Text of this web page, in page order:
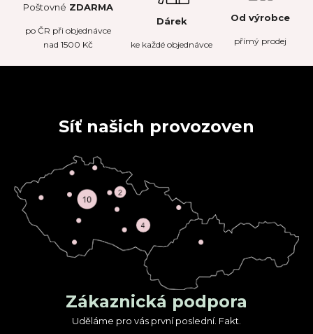
Poštovné ZDARMA
poČR při objednávce
nad 1500 Kč
Dárek
ke každé objednávce
Od výrobce
přímý prodej
Síť našich provozoven
Zákaznická podpora
Uděláme pro vás první poslední. Fakt.